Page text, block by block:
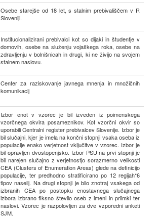
Osebe starejše od 18 let, s stalnim prebivališčem v R
Sloveniji.
Institucionalizirani prebivalci kot so dijaki in študentje v
domovih, osebe na služenju vojaškega roka, osebe na
zdravljenju v bolnišnicah in drugi, ki ne živijo na svojem
stalnem naslovu.
Center za raziskovanje javnega mnenja in množičnih
komunikacij
Izbor enot v vzorec je bil izveden iz poimenskega
vzorčnega okvira posameznikov. Kot vzorčni okvir so
uporabili Centralni register prebivalcev Slovenije. Izbor je
bil slučajni, kjer je imela na končni stopnji vsaka oseba iz
populacije enako verjetnost vključitve v vzorec. Izbor je
bil opravljen dvostopenjsko. Izbor PSU na prvi stopnji je
bil narejen slučajno z verjetnostjo sorazmerno velikosti
CEA (Clusters of Enumeration Areas) glede na definicijo
populacije, ter predhodno stratificirano po 12 regijah*6
tipov naselij. Na drugi stopnji je bilo znotraj vsakega od
izbranih CEA po postopku enostavnega slučajnega
izbora izbrano fiksno število oseb z imeni in priimki ter
naslovi. Vzorec je razpolovljen za dve vzporedni anketi
SJM.